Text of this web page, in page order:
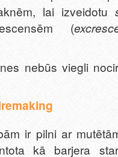
lai izveidotu
(
nebūs viegli
ir pilni ar
kā barjera